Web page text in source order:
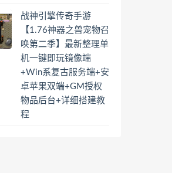
战神引擎传奇手游
【1.76神器之兽宠物召
唤第二季】最新整理单
机一键即玩镜像端
+Win系复古服务端+安
卓苹果双端+GM授权
物品后台+详细搭建教
程